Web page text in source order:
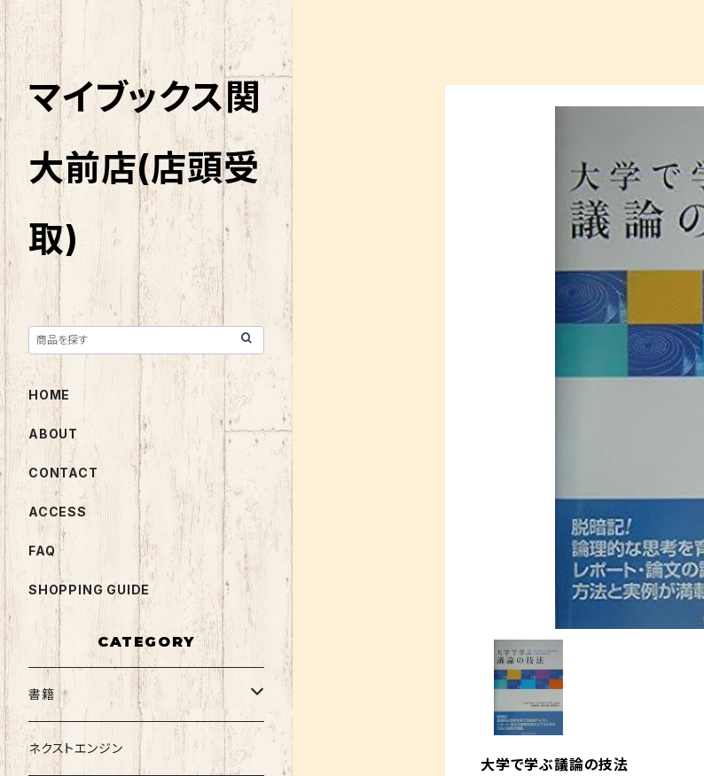
大学で学ぶ議論の技法
マイブックス関
大前店(店頭受
取)
HOME
ABOUT
CONTACT
ACCESS
FAQ
SHOPPING GUIDE
CATEGORY
書籍
関西大学テキスト
ネクストエンジン